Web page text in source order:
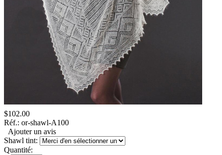
$102.00
Réf.: or-shawl-А100
Ajouter un avis
Shawl tint:
Quantité: